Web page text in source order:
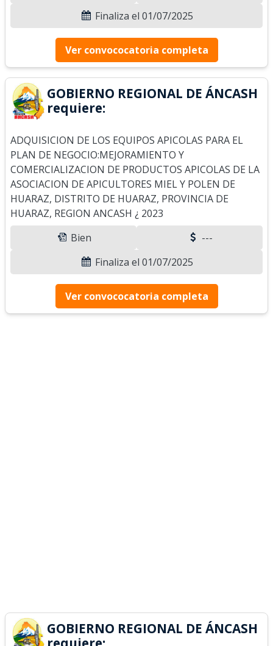
Finaliza el 01/07/2025
Ver convococatoria completa
GOBIERNO REGIONAL DE ÁNCASH
requiere:
ADQUISICION DE LOS EQUIPOS APICOLAS PARA EL
PLAN DE NEGOCIO:MEJORAMIENTO Y
COMERCIALIZACION DE PRODUCTOS APICOLAS DE LA
ASOCIACION DE APICULTORES MIEL Y POLEN DE
HUARAZ, DISTRITO DE HUARAZ, PROVINCIA DE
HUARAZ, REGION ANCASH ¿ 2023
Bien
---
Finaliza el 01/07/2025
Ver convococatoria completa
GOBIERNO REGIONAL DE ÁNCASH